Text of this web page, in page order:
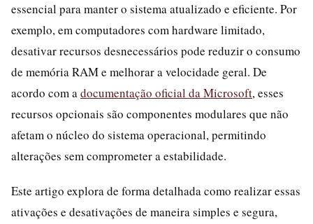
essencial para manter o sistema atualizado e eficiente. Por
exemplo, em computadores com hardware limitado,
desativar recursos desnecessários pode reduzir o consumo
de memória RAM e melhorar a velocidade geral. De
acordo com adocumentação oficial da Microsoft, esses
recursos opcionais são componentes modulares que não
afetam o núcleo do sistema operacional, permitindo
alterações sem comprometer a estabilidade.
Este artigo explora de forma detalhada como realizar essas
ativações e desativações de maneira simples e segura,